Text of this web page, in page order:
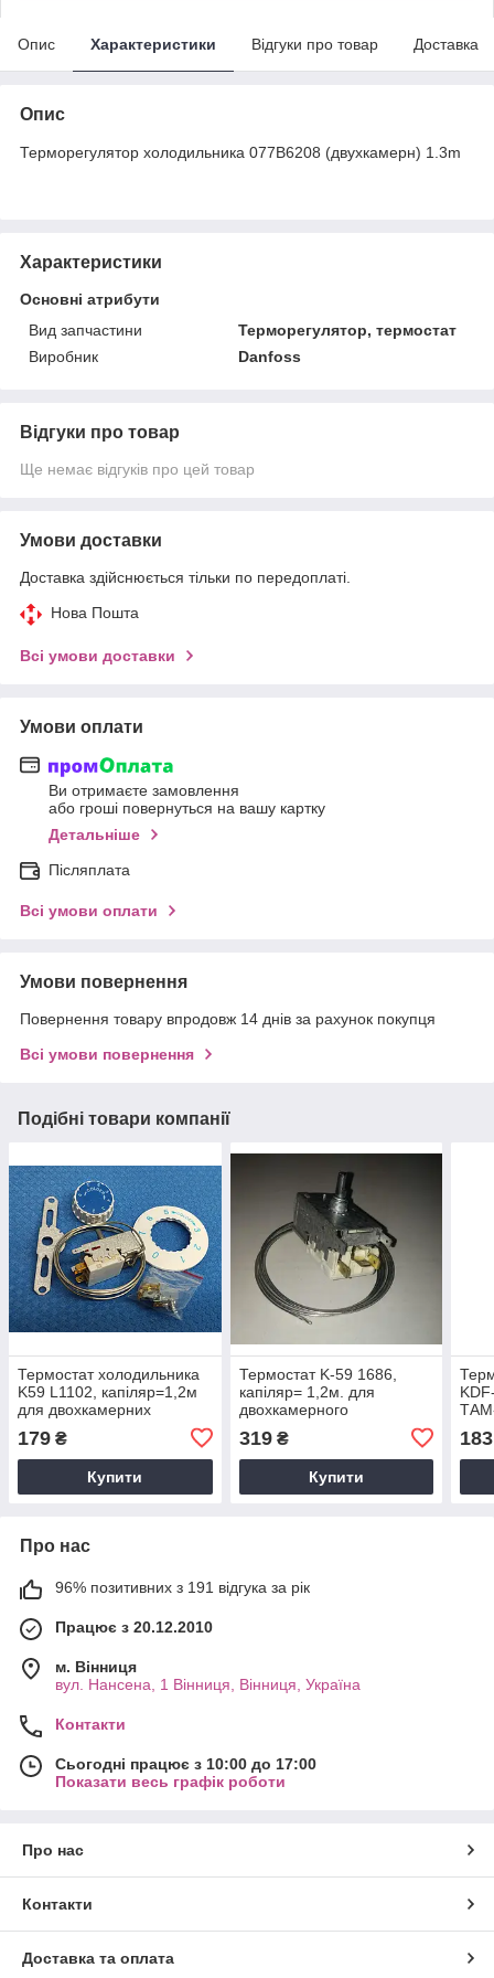
Опис Характеристики Відгуки про товар Доставка
Опис
Терморегулятор холодильника 077B6208 (двухкамерн) 1.3m
Характеристики
Основні атрибути
Вид запчастини
Терморегулятор, термостат
Виробник
Danfoss
Відгуки про товар
Ще немає відгуків про цей товар
Умови доставки
Доставка здійснюється тільки по передоплаті.
Нова Пошта
Всі умови доставки
Умови оплати
Ви отримаєте замовлення
або гроші повернуться на вашу картку
Детальніше
Післяплата
Всі умови оплати
Умови повернення
Повернення товару впродовж 14 днів за рахунок покупця
Всі умови повернення
Подібні товари компанії
Термостат холодильника
K59 L1102, капіляр=1,2м
для двохкамерних
179 ₴
Купити
Термостат K-59 1686,
капіляр= 1,2м. для
двохкамерного
319₴
Купити
183
Про нас
96% позитивних з 191 відгука за рік
Працює з 20.12.2010
м. Вінниця
вул. Нансена, 1 Вінниця, Вінниця, Україна
Контакти
Сьогодні працює з 10:00 до 17:00
Показати весь графік роботи
Про нас
Контакти
Доставка та оплата